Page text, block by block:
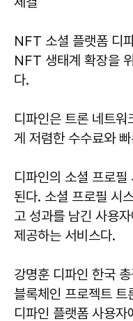
NFT 소셜 플랫폼 디
NFT 생태계 확장을
다.
디파인은 트론 네트워
게 저렴한 수수료와
디파인의 소셜 프로
된다. 소셜 프로필 시
고 성과를 남긴 사용
제공하는 서비스다.
강명훈 디파인 한국
블록체인 프로젝트
디파인 플랫폼 사용자